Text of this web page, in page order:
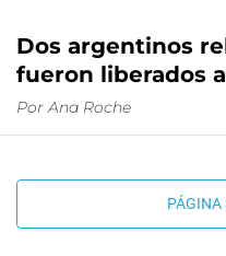
Dos argentinos
fueron liberados
Por Ana Roche
PÁGINA